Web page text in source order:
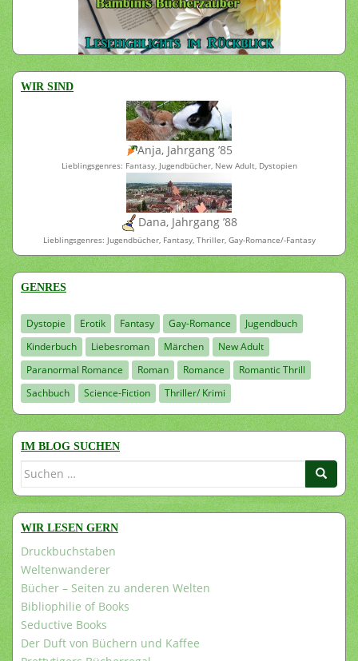
WIR SIND
Anja, Jahrgang ’85
Lieblingsgenres: Fantasy, Jugendbücher, New Adult, Dystopien
Dana, Jahrgang ’88
Lieblingsgenres: Jugendbücher, Fantasy, Thriller, Gay-Romance/-Fantasy
GENRES
Dystopie Erotik Fantasy Gay-Romance
Jugendbuch
Kinderbuch
Liebesroman Märchen
New Adult
Paranormal Romance
Roman Romance
Romantic Thrill
Sachbuch
Science-Fiction Thriller/ Krimi
IM BLOG SUCHEN
Suchen
WIR LESEN GERN
Druckbuchstaben
Weltenwanderer
Bücher – Seiten zu anderen Welten
Bibliophilie of Books
Seductive Books
Der Duft von Büchern und Kaffee